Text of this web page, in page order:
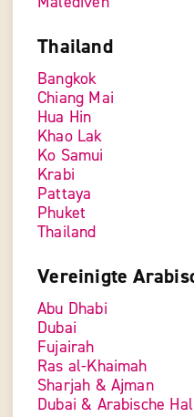
Thailand
Bangkok
Chiang Mai
Hua Hin
Khao Lak
Ko Samui
Krabi
Pattaya
Phuket
Thailand
Vereinigte
Abu Dhabi
Dubai
Fujairah
Ras al-Khaimah
Sharjah & Ajman
Dubai & Arabische